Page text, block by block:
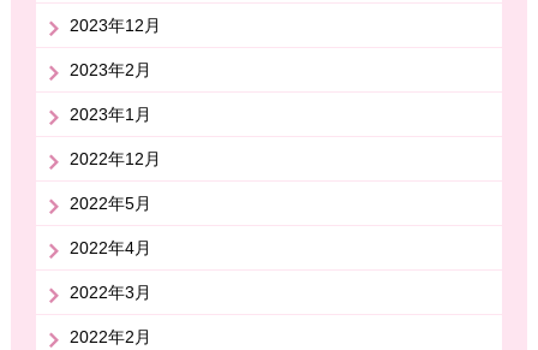
2023年12月
2023年2月
2023年1月
2022年12月
2022年5月
2022年4月
2022年3月
2022年2月